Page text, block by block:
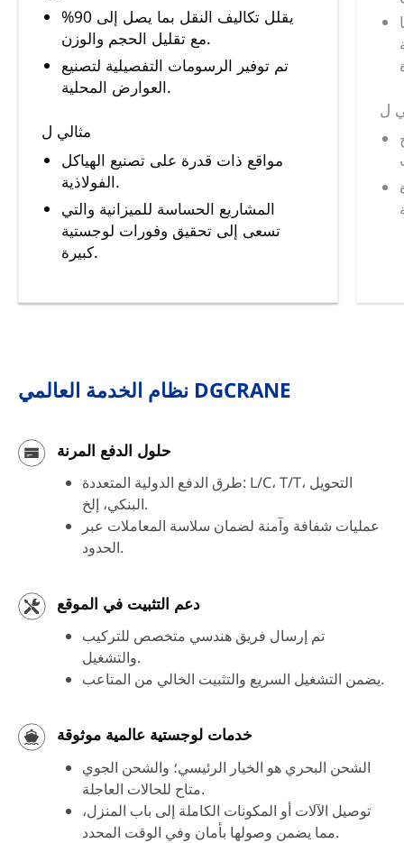
يقلل تكاليف النقل بما يصل إلى 90%
مع تقليل الحجم والوزن.
تم توفير الرسومات التفصيلية لتصنيع
العوارض المحلية.
مثالي ل
مواقع ذات قدرة على تصنيع الهياكل
الفولاذية.
المشاريع الحساسة للميزانية والتي
تسعى إلى تحقيق وفورات لوجستية
كبيرة.
ل
نظام الخدمة العالمي DGCRANE
حلول الدفع المرنة
طرق الدفع الدولية المتعددة: L/C، T/T، التحويل
البنكي، إلخ.
عمليات شفافة وآمنة لضمان سلاسة المعاملات عبر
الحدود.
دعم التثبيت في الموقع
تم إرسال فريق هندسي متخصص للتركيب
والتشغيل.
يضمن التشغيل السريع والتثبيت الخالي من المتاعب.
خدمات لوجستية عالمية موثوقة
الشحن البحري هو الخيار الرئيسي؛ والشحن الجوي
متاح للحالات العاجلة.
توصيل الآلات أو المكونات الكاملة إلى باب المنزل،
مما يضمن وصولها بأمان وفي الوقت المحدد.